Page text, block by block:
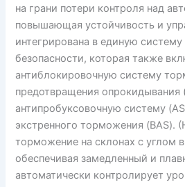
на грани потери контроля над
повышающая устойчивость и
интегрирована в единую систему
безопасности, которая также
антиблокировочную систему
предотвращения опрокидывания
антипробуксовочную систему
экстренного торможения (BAS).
торможение на склонах с углом
обеспечивая замедленный и
автоматически контролирует